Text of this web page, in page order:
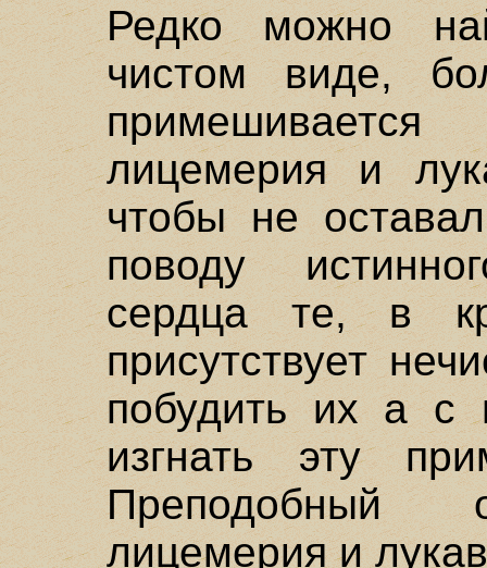
Редко можно
чистом виде,
лицемерия и
чтобы не
поводу
сердца те, в
присутствует
побудить их а с
изгнать эту
Преподобный
лицемерия и